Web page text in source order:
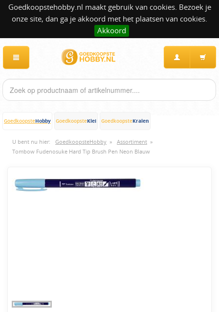
Goedkoopstehobby.nl maakt gebruik van cookies. Bezoek je
onze site, dan ga je akkoord met het plaatsen van cookies.
Akkoord
GoedkoopsteHobby GoedkoopsteKlei GoedkoopsteKralen
U bent nu hier: GoedkoopsteHobby » Assortiment »
Tombow Fudenosuke Hard Tip Brush Pen Neon Blauw